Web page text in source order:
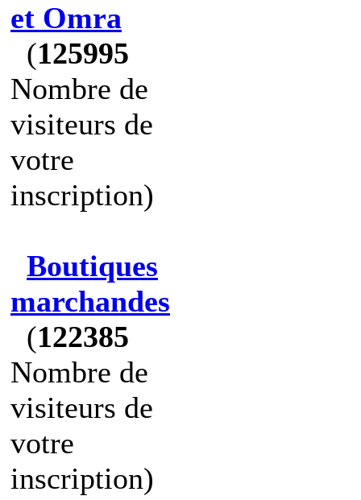
et Omra
(125995
Nombre de
visiteurs de
votre
inscription)
Boutiques
marchandes
(122385
Nombre de
visiteurs de
votre
inscription)